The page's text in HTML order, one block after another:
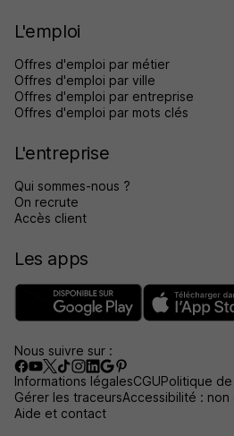
L'emploi
Offres d'emploi par métier
Offres d'emploi par ville
Offres d'emploi par entreprise
Offres d'emploi par mots clés
L'entreprise
Qui sommes-nous ?
On recrute
Accès client
Les apps
Nous suivre sur :
Informations légalesCGUPolitique
Gérer les traceursAccessibilité : non
Aide et contact